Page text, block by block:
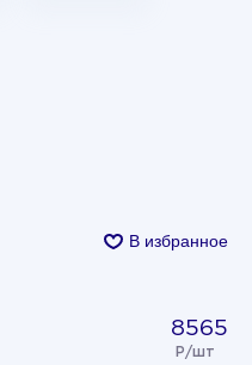
В избранное
8565
Р/шт